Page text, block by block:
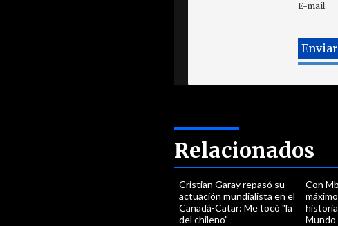
E-mail
Relacionados
Cristian Garay repasó su
actuación mundialista en el
Canadá-Catar: Me tocó "la
del chileno"
Con
Mundo